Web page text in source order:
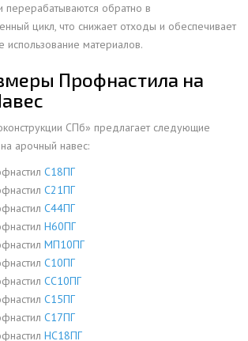
перерабатываются обратно в
цикл, что снижает отходы и обеспечивает
использование материалов.
Профнастила на
СПб» предлагает следующие
арочный навес:
С18ПГ
С21ПГ
С44ПГ
Н60ПГ
МП10ПГ
С10ПГ
СС10ПГ
С15ПГ
С17ПГ
НС18ПГ